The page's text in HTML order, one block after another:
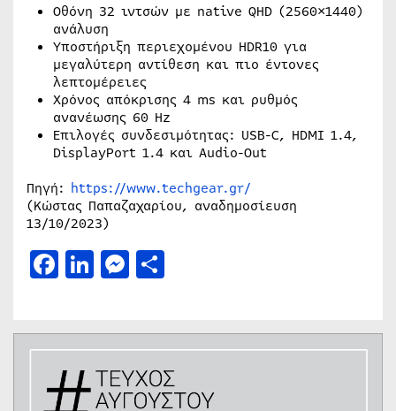
Οθόνη 32 ιντσών με native QHD (2560×1440)
ανάλυση
Υποστήριξη περιεχομένου HDR10 για
μεγαλύτερη αντίθεση και πιο έντονες
λεπτομέρειες
Χρόνος απόκρισης 4 ms και ρυθμός
ανανέωσης 60 Hz
Επιλογές συνδεσιμότητας: USB-C, HDMI 1.4,
DisplayPort 1.4 και Audio-Out
Πηγή: https://www.techgear.gr/
(Κώστας Παπαζαχαρίου, αναδημοσίευση
13/10/2023)
Facebook
LinkedIn
Messenger